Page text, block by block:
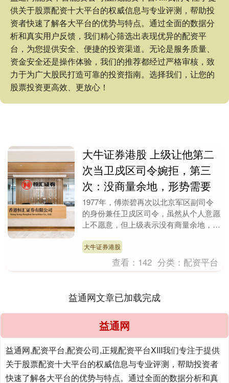
供关于股票配资十大平台的权威信息与专业评测，帮助投
资者快速了解各大平台的优势与特点。通过全面的数据分
析和真实用户反馈，我们精心筛选出表现优异的配资平
台，为您提供安全、便捷的投资渠道。无论是服务质量、
资金安全还是操作体验，我们的推荐都经过严格审核，致
力于为广大股民打造可靠的投资指南。选择我们，让您的
股票投资更高效、更放心！
大牛证券港股 上级让他第二
次当卫戍区司令婉拒，第三
次：没商量余地，形势需要
1977年，傅崇碧再次以北京军区副司令
的身份兼任卫戍区司令，虽然从个人意愿
上不愿意，但上级表示没有商量余地，是
政工出身，抗美....
大牛证券港股
查看： 142 分类： 配资平台
益通网文章已加载完成
益通网
益通网,配资平台,配资公司,正规配资平台XIII‌我们专注于提供
关于股票配资十大平台的权威信息与专业评测，帮助投资者
快速了解各大平台的优势与特点。通过全面的数据分析和真